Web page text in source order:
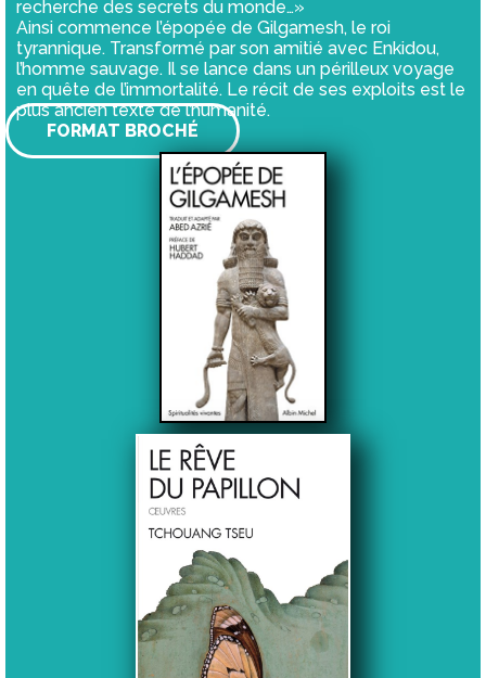
recherche des secrets du monde…»
Ainsi commence l’épopée de Gilgamesh, le roi
tyrannique. Transformé par son amitié avec Enkidou,
l’homme sauvage. Il se lance dans un périlleux voyage
en quête de l’immortalité. Le récit de ses exploits est le
plus ancien texte de l’humanité.
FORMAT BROCHÉ